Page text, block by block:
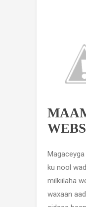
ku nool
milkiilaha
waxaan